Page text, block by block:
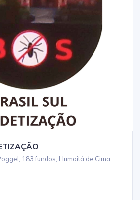
183 fundos, Humaitá de Cima